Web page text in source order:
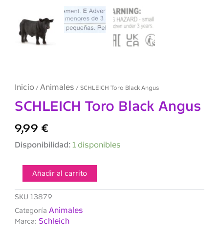
Inicio / Animales / SCHLEICH Toro Black Angus
SCHLEICH Toro Black Angus
9,99 €
Disponibilidad: 1 disponibles
SCHLEICH
Angus
cantidad
Añadir al carrito
SKU 13879
Categoría Animales
Marca: Schleich